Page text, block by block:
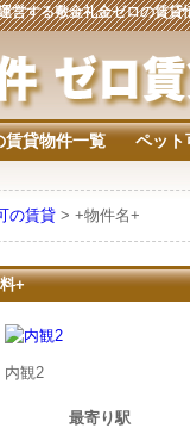
営する敷金礼金ゼロの賃貸
賃貸物件一覧 ペット
の賃貸 > +物件名+
+
内観2
最寄り駅